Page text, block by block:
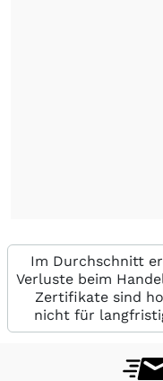
Im Durchschnitt
Verluste beim
Zertifikate sind
nicht für